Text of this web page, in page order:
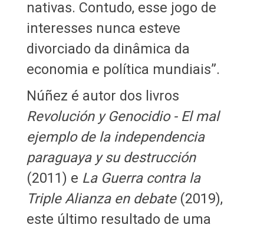
nativas. Contudo, esse jogo de
interesses nunca esteve
divorciado da dinâmica da
economia e política mundiais”.
Núñez é autor dos livros
Revolución y Genocidio - El mal
ejemplo de la independencia
paraguaya y su destrucción
(2011) e La Guerra contra la
Triple Alianza en debate(2019),
este último resultado de uma